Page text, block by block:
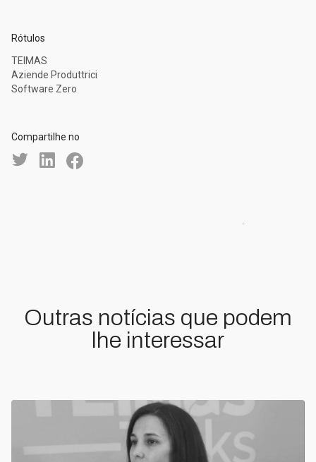
Rótulos
TEIMAS
Aziende Produttrici
Software Zero
Compartilhe no
Outras notícias que podem
lhe interessar